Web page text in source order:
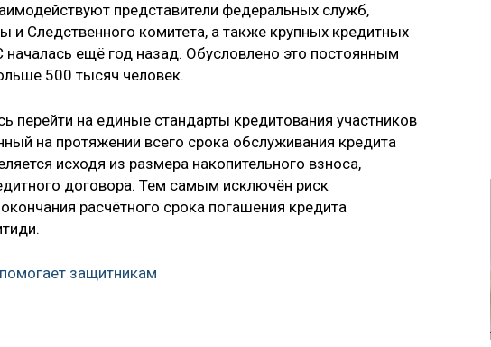
представители федеральных служб,
и Следственного комитета, а также крупных кредитных
ещё год назад. Обусловлено это постоянным
500 тысяч человек.
перейти на единые стандарты кредитования участников
на протяжении всего срока обслуживания кредита
исходя из размера накопительного взноса,
договора. Тем самым исключён риск
расчётного срока погашения кредита
защитникам